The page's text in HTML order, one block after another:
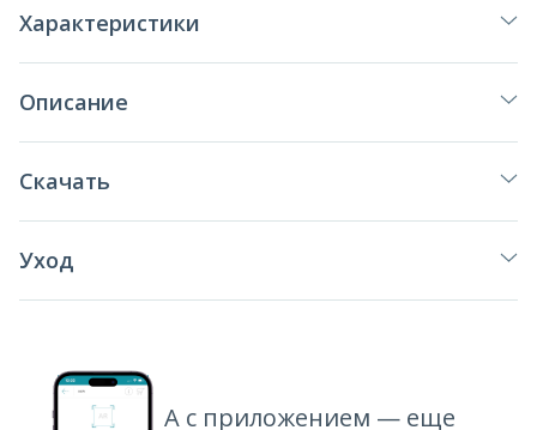
Характеристики
Описание
Скачать
Уход
А с приложением — еще